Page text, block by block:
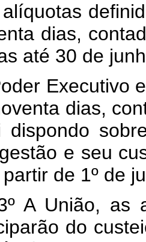
dias,
até 30 de
Executivo
dias,
dispondo
e seu
de 1º de
A União, as
do